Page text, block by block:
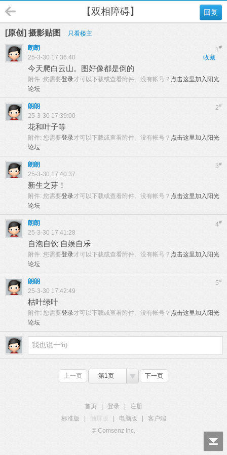
回复
【双相障碍】
[原创] 摄影贴图 只看楼主
1#
朗朗
收藏
25-3-30 17:36:40
今天爬白云山。图好像都是倒的
附件: 您需要登录才可以下载或查看附件。没有帐号？ 点击这里加入阳光
论坛
2#
朗朗
25-3-30 17:39:00
花和叶子等
附件: 您需要登录才可以下载或查看附件。没有帐号？ 点击这里加入阳光
论坛
3#
朗朗
25-3-30 17:40:37
新生之芽！
附件: 您需要登录才可以下载或查看附件。没有帐号？ 点击这里加入阳光
论坛
4#
朗朗
25-3-30 17:41:28
自泡自饮 自娱自乐
附件: 您需要登录才可以下载或查看附件。没有帐号？ 点击这里加入阳光
论坛
5#
朗朗
25-3-30 17:42:49
枯叶绿叶
附件: 您需要登录才可以下载或查看附件。没有帐号？ 点击这里加入阳光
论坛
上一页 第1页 下一页
首页 登录
注册
标准版
触屏版 电脑版
客户端
© Comsenz Inc.